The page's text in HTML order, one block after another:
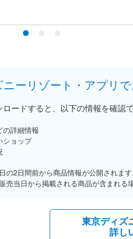
ーリゾート・アプリ
ードすると、以下の情報を確認で
の詳細情報
ショップ
の2日間前から商品情報が公開されます
売当日から掲載される商品が含まれる
東京ディズ
詳し